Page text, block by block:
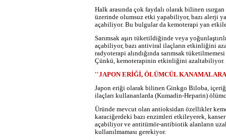
Halk arasında çok faydalı olarak bilinen
üzerinde olumsuz etki yapabiliyor, bazı alerji
açabiliyor. Bu bulgular da kemoterapi yan
Sarımsak aşırı tüketildiğinde veya
açabiliyor, bazı antiviral ilaçların etkinliğini
radyoterapi alındığında sarımsak
Çünkü, kemoterapinin etkinliğini azaltabiliyor.
''JAPON ERİĞİ, ÖLÜMCÜL
Japon eriği olarak bilinen Ginkgo Biloba,
ilaçları kullananlarda (Kumadin-Heparin)
Üründe mevcut olan antioksidan özellikler
karaciğerdeki bazı enzimleri etkileyerek,
açabiliyor ve antitümör-antibiotik alanların
kullanılmaması gerekiyor.